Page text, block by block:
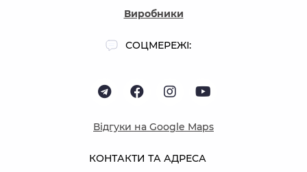
КОНТАКТИ ТА АДРЕСА
Виробники
СОЦМЕРЕЖІ:
Відгуки на Google Maps